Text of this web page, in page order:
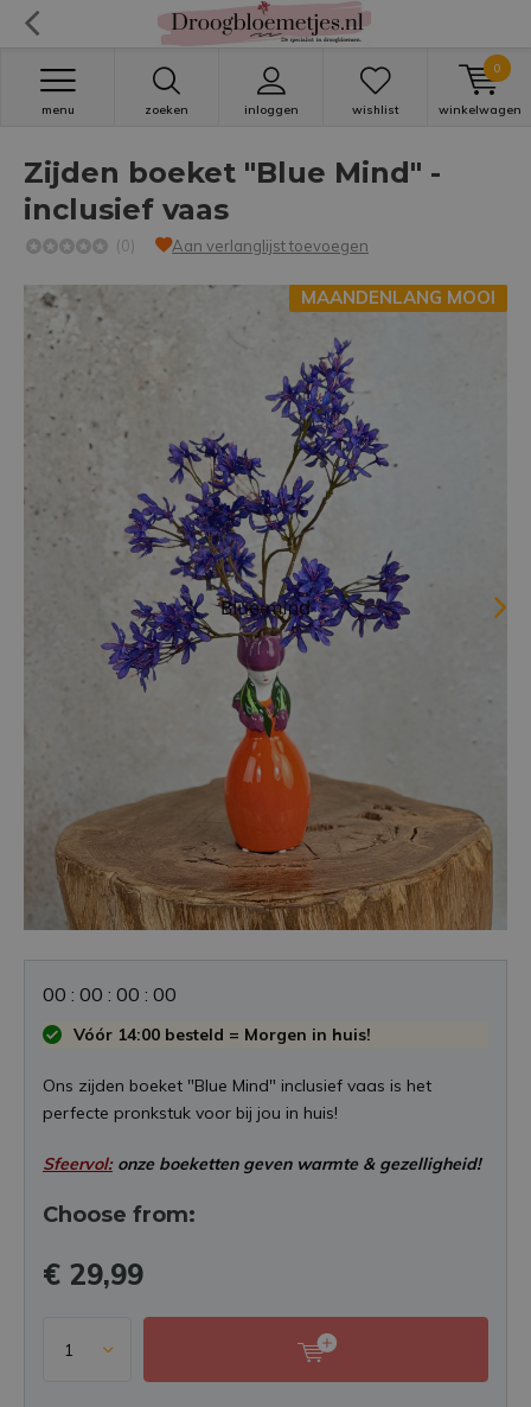
zoeken inloggen
menu wishlist winkelwagen
0
Zijden boeket "Blue Mind" -
inclusief vaas
(0) Aan verlanglijst toevoegen
MAANDENLANG MOOI
00 : 00 : 00 : 00
Vóór 14:00 besteld = Morgen in huis!
Ons zijden boeket "Blue Mind" inclusief vaas is het
perfecte pronkstuk voor bij jou in huis!
Sfeervol:onze boeketten geven warmte & gezelligheid!
Choose from:
€ 29,99